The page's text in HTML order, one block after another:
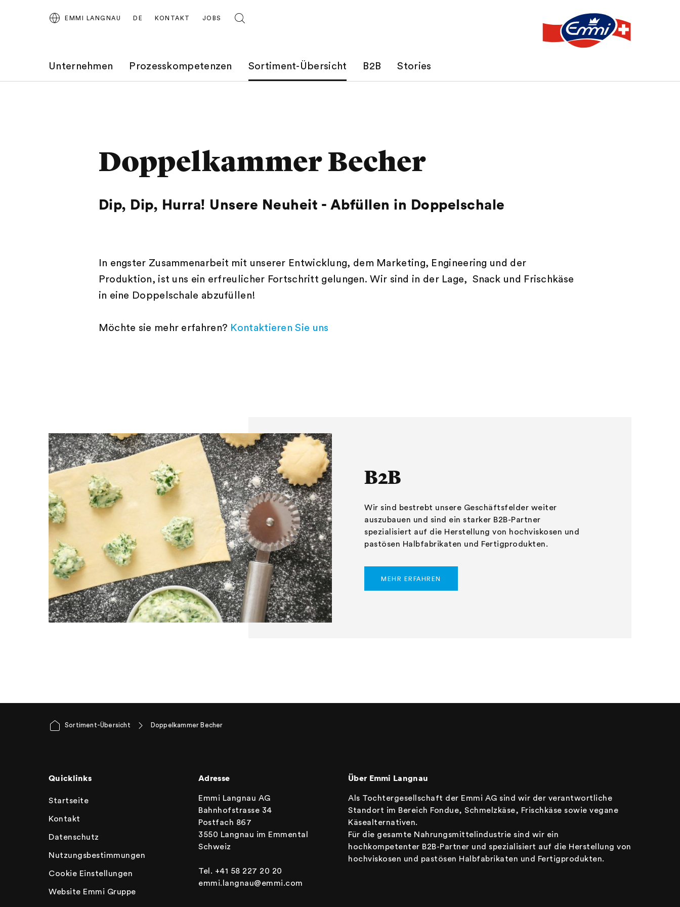
Unternehmen Prozesskompetenzen Sortiment-Übersicht B2B Stories
EMMI LANGNAU DE KONTAKT JOBS
Doppelkammer Becher
Dip, Dip, Hurra! Unsere Neuheit - Abfüllen in Doppelschale
In engster Zusammenarbeit mit unserer Entwicklung, dem Marketing, Engineering und der
Produktion, ist uns ein erfreulicher Fortschritt gelungen. Wir sind in der Lage, Snack und Frischkäse
in eine Doppelschale abzufüllen!
Möchte sie mehr erfahren? Kontaktieren Sie uns
B2B
Wir sind bestrebt unsere Geschäftsfelder weiter
auszubauen und sind ein starker B2B-Partner
spezialisiert auf die Herstellung von hochviskosen und
pastösen Halbfabrikaten und Fertigprodukten.
MEHR ERFAHREN
Sortiment-Übersicht Doppelkammer Becher
Quicklinks
Startseite
Kontakt
Datenschutz
Nutzungsbestimmungen
Cookie Einstellungen
Website Emmi Gruppe
Adresse
Emmi Langnau AG
Bahnhofstrasse 34
Postfach 867
3550 Langnau im Emmental
Schweiz
Tel. +41 58 227 20 20
emmi.langnau@emmi.com
Über Emmi Langnau
Als Tochtergesellschaft der Emmi AG sind wir der verantwortliche
Standort im Bereich Fondue, Schmelzkäse, Frischkäse sowie vegane
Käsealternativen.
Für die gesamte Nahrungsmittelindustrie sind wir ein
hochkompetenter B2B-Partner und spezialisiert auf die Herstellung von
hochviskosen und pastösen Halbfabrikaten und Fertigprodukten.